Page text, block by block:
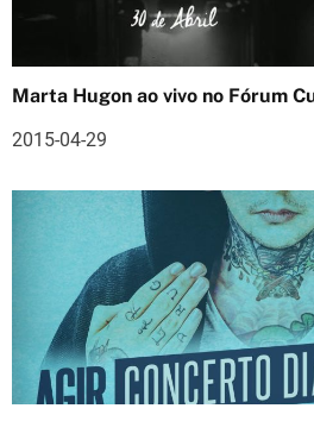
o
s
Marta Hugon ao
2015-04-29